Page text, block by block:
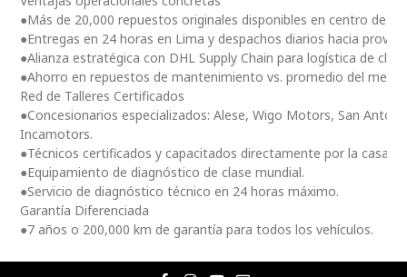
●Más de 20,000 repuestos originales disponibles en centro de
●Entregas en 24 horas en Lima y despachos diarios hacia
●Alianza estratégica con DHL Supply Chain para logística de
●Ahorro en repuestos de mantenimiento vs. promedio del
Red de Talleres Certificados
●Concesionarios especializados: Alese, Wigo Motors, San
Incamotors.
●Técnicos certificados y capacitados directamente por la casa
●Equipamiento de diagnóstico de clase mundial.
●Servicio de diagnóstico técnico en 24 horas máximo.
Garantía Diferenciada
●7 años o 200,000 km de garantía para todos los vehículos.